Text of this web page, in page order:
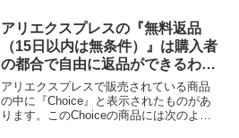
アリエクスプレスの『無料返品
（15日以内は無条件）』は購入者
の都合で自由に返品ができるわけ
ではない話
アリエクスプレスで販売されている商品
の中に『Choice』と表示されたものがあ
ります。このChoiceの商品には次のよう